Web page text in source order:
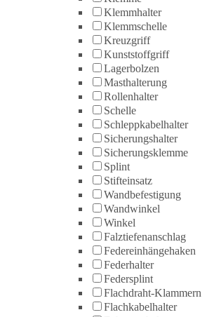
Klemmhalter
Klemmschelle
Kreuzgriff
Kunststoffgriff
Lagerbolzen
Masthalterung
Rollenhalter
Schelle
Schleppkabelhalter
Sicherungshalter
Sicherungsklemme
Splint
Stifteinsatz
Wandbefestigung
Wandwinkel
Winkel
Falztiefenanschlag
Federeinhängehaken
Federhalter
Federsplint
Flachdraht-Klammern
Flachkabelhalter